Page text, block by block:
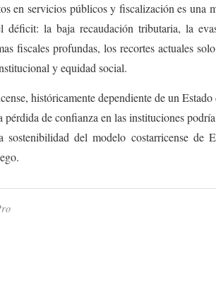
en servicios públicos y fiscalización es una
déficit: la baja recaudación tributaria, la
fiscales profundas, los recortes actuales
y equidad social.
históricamente dependiente de un
de confianza en las instituciones
sostenibilidad del modelo costarricense de